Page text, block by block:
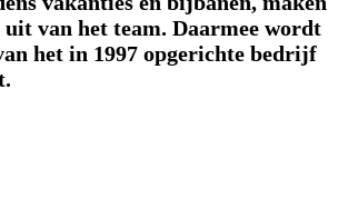
van het team. Daarmee wordt
het in 1997 opgerichte bedrijf